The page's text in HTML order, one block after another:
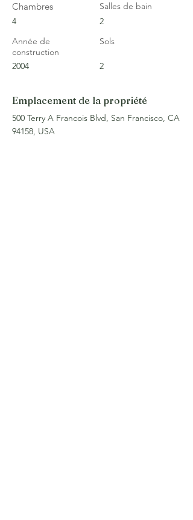
Chambres
4
Année de
construction
2004
Salles de bain
2
Sols
2
Emplacement de la propriété
500 Terry A Francois Blvd, San Francisco, CA
94158, USA